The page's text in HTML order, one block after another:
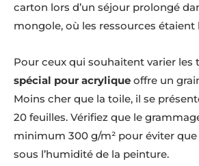
carton lors d’un séjour prolongé
mongole, où les ressources étaient
Pour ceux qui souhaitent varier les
spécial pour acrylique offre un
Moins cher que la toile, il se
20 feuilles. Vérifiez que le
minimum 300 g/m² pour éviter
sous l’humidité de la peinture.